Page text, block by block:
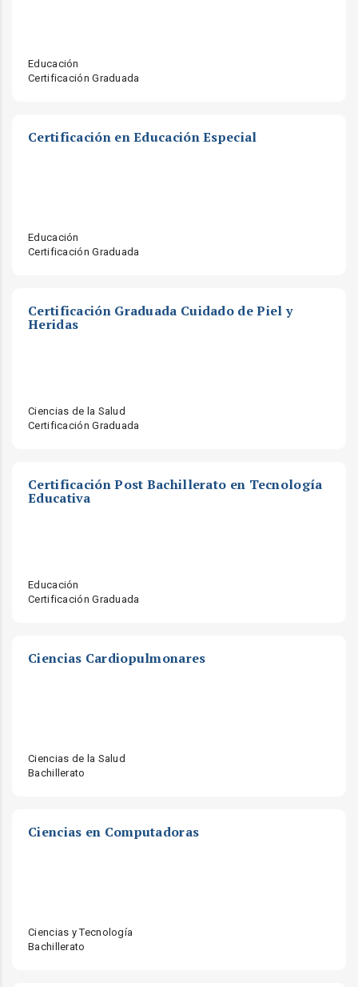
Educación
Certificación Graduada
Certificación en Educación Especial
Educación
Certificación Graduada
Certificación Graduada Cuidado de Piel y
Heridas
Ciencias de la Salud
Certificación Graduada
Certificación Post Bachillerato en Tecnología
Educativa
Educación
Certificación Graduada
Ciencias Cardiopulmonares
Ciencias de la Salud
Bachillerato
Ciencias en Computadoras
Ciencias y Tecnología
Bachillerato